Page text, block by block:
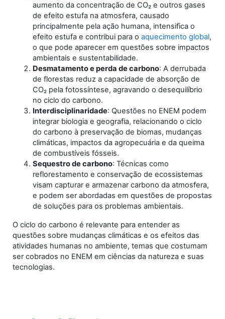
aumento da concentração de CO₂ e outros gases
de efeito estufa na atmosfera, causado
principalmente pela ação humana, intensifica o
efeito estufa e contribui para o aquecimento global,
o que pode aparecer em questões sobre impactos
ambientais e sustentabilidade.
Desmatamento e perda de carbono: A derrubada
de florestas reduz a capacidade de absorção de
CO₂ pela fotossíntese, agravando o desequilíbrio
no ciclo do carbono.
Interdisciplinaridade: Questões no ENEM podem
integrar biologia e geografia, relacionando o ciclo
do carbono à preservação de biomas, mudanças
climáticas, impactos da agropecuária e da queima
de combustíveis fósseis.
Sequestro de carbono: Técnicas como
reflorestamento e conservação de ecossistemas
visam capturar e armazenar carbono da atmosfera,
e podem ser abordadas em questões de propostas
de soluções para os problemas ambientais.
O ciclo do carbono é relevante para entender as
questões sobre mudanças climáticas e os efeitos das
atividades humanas no ambiente, temas que costumam
ser cobrados no ENEM em ciências da natureza e suas
tecnologias.